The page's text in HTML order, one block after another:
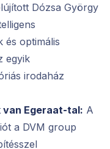
Dózsa György
és optimális
egyik
irodaház
van Egeraat-tal: A
a DVM group